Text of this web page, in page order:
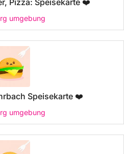
Pizza: Speisekarte ❤️
umgebung
Speisekarte ❤️
umgebung